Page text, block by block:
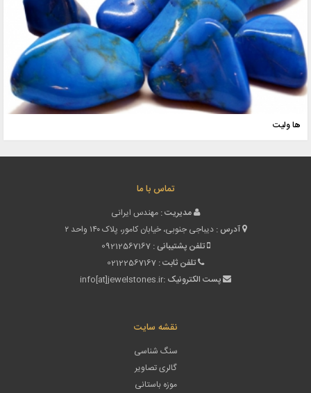
ها ولیت
تماس با ما
مدیریت : مهندس ایرانی
آدرس : دیباجی جنوبی، خیابان کامور، پلاک ۱۴۰ واحد ۲
تلفن پشتیبانی : 09212567167
تلفن ثابت : 02122567167
پست الکترونیک :info[at]jewelstones.ir
نقشه سایت
سنگ شناسی
گالری تصاویر
موزه باستانی